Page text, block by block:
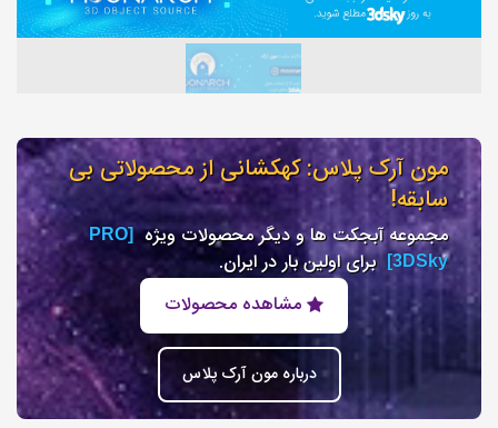
مون آرک پلاس: کهکشانی از محصولاتی بی
سابقه!
مجموعه آبجکت ها و دیگر محصولات ویژه [PRO
3DSky] برای اولین بار در ایران.
مشاهده محصولات
درباره مون آرک پلاس